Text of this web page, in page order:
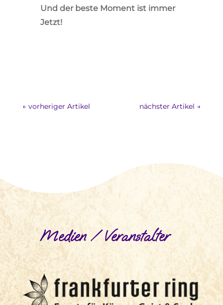
Und der beste Moment ist immer
Jetzt!
← vorheriger Artikel nächster Artikel →
Medien / Veranstalter